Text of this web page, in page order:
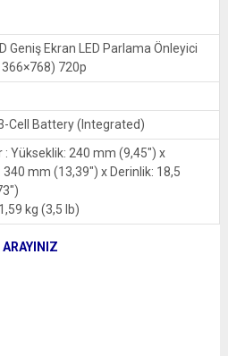
Geniş Ekran LED Parlama Önleyici
720p
Cell Battery (Integrated)
: Yükseklik: 240 mm (9,45″) x
340 mm (13,39″) x Derinlik: 18,5
kg (3,5 lb)
ARAYINIZ